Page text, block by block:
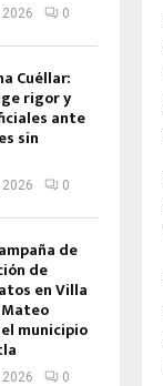
0
Cuéllar:
rigor y
ante
sin
0
de
de
en Villa
municipio
0